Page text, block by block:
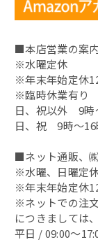
昆布〆
昆布〆（別誂）
鯖缶
その他の缶詰
蟹の缶詰
へしこ漬
浜焼き鯖
■本店営業の案内
※水曜定休
※年末年始定休
※臨時休業有り
日、祝以外 9時
日、祝 9時～16
■ネット通販、
※水曜、日曜定
※年末年始定休
※ネットでの注
につきましては
平日 / 09:00～